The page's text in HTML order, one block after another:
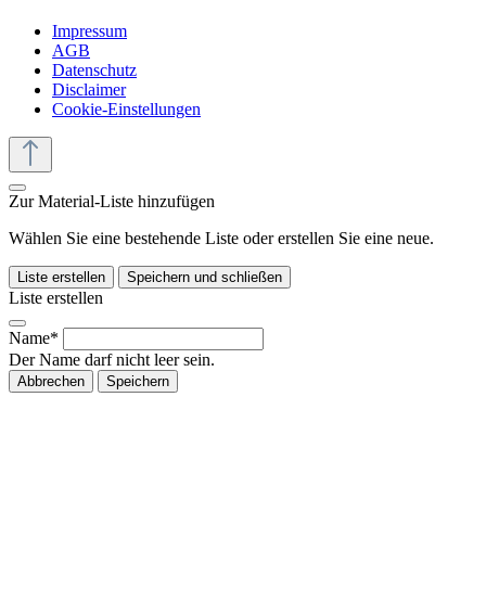
Impressum
AGB
Datenschutz
Disclaimer
Cookie-Einstellungen
Zur Material-Liste hinzufügen
Wählen Sie eine bestehende Liste oder erstellen Sie eine neue.
Liste erstellen Speichern und schließen
Liste erstellen
Name*
Der Name darf nicht leer sein.
Abbrechen Speichern